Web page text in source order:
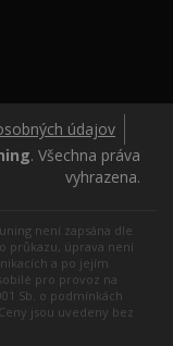
údajov
. Všechna práva
vyhrazena.
není zapsána dle
průkazu, úprava není
a po jejím
pro provoz na
Sb. o podmínkách
jsou uvedeny bez